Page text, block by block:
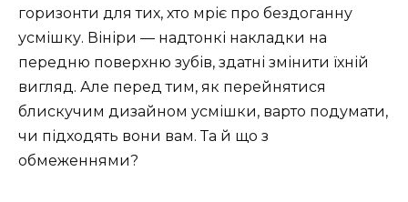
горизонти для тих, хто мріє про бездоганну
усмішку. Вініри — надтонкі накладки на
передню поверхню зубів, здатні змінити їхній
вигляд. Але перед тим, як перейнятися
блискучим дизайном усмішки, варто подумати,
чи підходять вони вам. Та й що з
обмеженнями?